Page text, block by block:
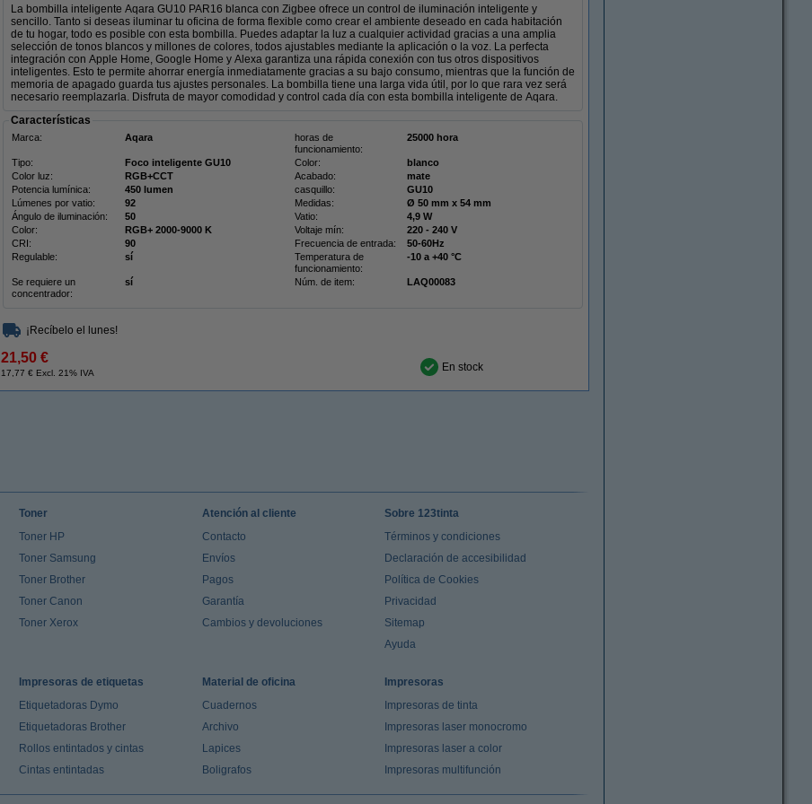
La bombilla inteligente Aqara GU10 PAR16 blanca con Zigbee ofrece un control de iluminación inteligente y
sencillo. Tanto si deseas iluminar tu oficina de forma flexible como crear el ambiente deseado en cada habitación
de tu hogar, todo es posible con esta bombilla. Puedes adaptar la luz a cualquier actividad gracias a una amplia
selección de tonos blancos y millones de colores, todos ajustables mediante la aplicación o la voz. La perfecta
integración con Apple Home, Google Home y Alexa garantiza una rápida conexión con tus otros dispositivos
inteligentes. Esto te permite ahorrar energía inmediatamente gracias a su bajo consumo, mientras que la función de
memoria de apagado guarda tus ajustes personales. La bombilla tiene una larga vida útil, por lo que rara vez será
necesario reemplazarla. Disfruta de mayor comodidad y control cada día con esta bombilla inteligente de Aqara.
Características
Marca: Aqara
horas de
funcionamiento:
25000 hora
Tipo: Foco inteligente GU10 Color:
blanco
Color luz:
RGB+CCT Acabado:
mate
Potencia lumínica:
450 lumen casquillo:
GU10
Lúmenes por vatio:
92 Medidas:
Ø 50 mm x 54 mm
Ángulo de iluminación:
50 Vatio:
4,9 W
Color:
RGB+ 2000-9000 K Voltaje mín:
220 - 240 V
CRI:
90 Frecuencia de entrada:
50-60Hz
Regulable:
sí
Temperatura de
funcionamiento:
-10 a +40 °C
Se requiere un
concentrador:
sí Núm. de item: LAQ00083
¡Recíbelo el lunes!
21,50 €
17,77 € Excl. 21% IVA En stock
Toner
Toner HP
Toner Samsung
Toner Brother
Toner Canon
Toner Xerox
Atención al cliente
Contacto
Envíos
Pagos
Garantía
Cambios y devoluciones
Sobre 123tinta
Términos y condiciones
Declaración de accesibilidad
Política de Cookies
Privacidad
Sitemap
Ayuda
Impresoras de etiquetas
Etiquetadoras Dymo
Etiquetadoras Brother
Rollos entintados y cintas
Cintas entintadas
Material de oficina
Cuadernos
Archivo
Lapices
Boligrafos
Impresoras
Impresoras de tinta
Impresoras laser monocromo
Impresoras laser a color
Impresoras multifunción